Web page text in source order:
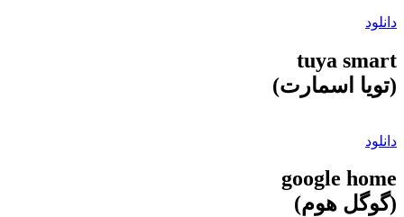
دانلود
tuya smart
(تویا اسمارت)
دانلود
google home
(گوگل هوم)